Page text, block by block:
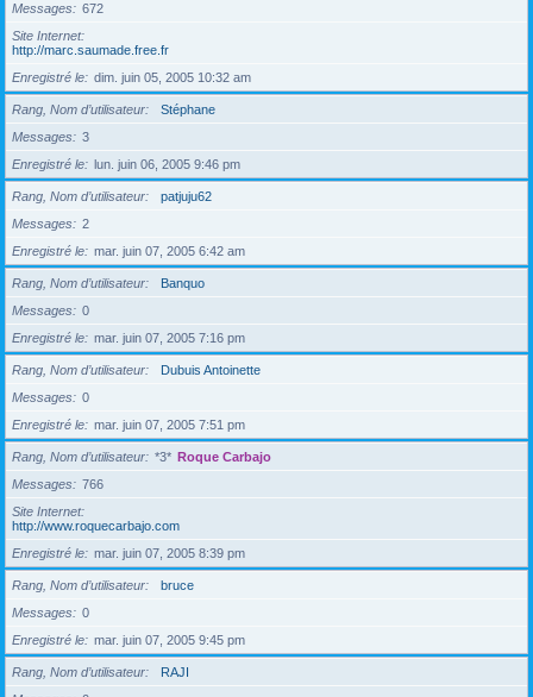
Messages
672
Site Internet
http://marc.saumade.free.fr
Enregistré le
dim. juin 05, 2005 10:32 am
Rang, Nom d’utilisateur
Stéphane
Messages
3
Enregistré le
lun. juin 06, 2005 9:46 pm
Rang, Nom d’utilisateur
patjuju62
Messages
2
Enregistré le
mar. juin 07, 2005 6:42 am
Rang, Nom d’utilisateur
Banquo
Messages
0
Enregistré le
mar. juin 07, 2005 7:16 pm
Rang, Nom d’utilisateur
Dubuis Antoinette
Messages
0
Enregistré le
mar. juin 07, 2005 7:51 pm
Rang, Nom d’utilisateur *3* Roque Carbajo
Messages
766
Site Internet
http://www.roquecarbajo.com
Enregistré le
mar. juin 07, 2005 8:39 pm
Rang, Nom d’utilisateur
bruce
Messages
0
Enregistré le
mar. juin 07, 2005 9:45 pm
Rang, Nom d’utilisateur
RAJI